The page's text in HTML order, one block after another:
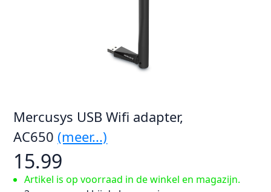
Mercusys USB Wifi adapter,
AC650(meer...)
15.99
Artikel is op voorraad in de winkel en magazijn.